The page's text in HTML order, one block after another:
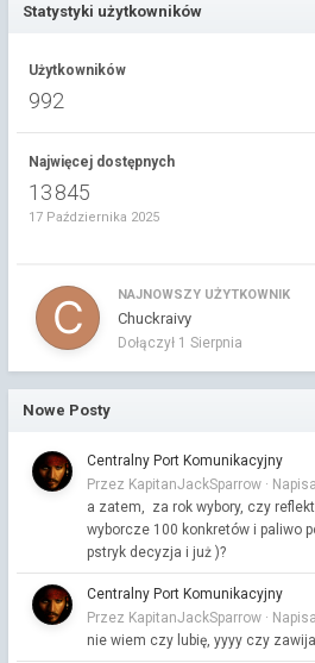
Statystyki użytkowników
Użytkowników
992
Najwięcej dostępnych
13 845
17 Października 2025
NAJNOWSZY UŻYTKOWNIK
Chuckraivy
Dołączył 1 Sierpnia
Nowe Posty
Centralny Port Komunikacyjny
Przez KapitanJackSparrow ·
a zatem, za rok wybory, czy
wyborcze 100 konkretów i paliwo
pstryk decyzja i już )?
Centralny Port Komunikacyjny
Przez KapitanJackSparrow ·
nie wiem czy lubię, yyyy czy